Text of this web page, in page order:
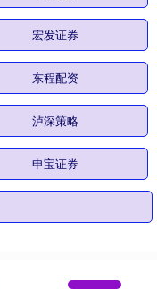
宏发证券
东程配资
泸深策略
申宝证券